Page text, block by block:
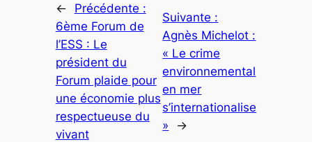
←
Précédente :
6ème Forum de
l’ESS : Le
président du
Forum plaide pour
une économie plus
respectueuse du
vivant
Suivante :
Agnès Michelot :
« Le crime
environnemental
en mer
s’internationalise
»
→